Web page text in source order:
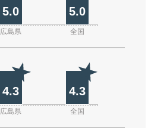
5.0 5.0
広島県 全国
4.3 4.3
広島県 全国